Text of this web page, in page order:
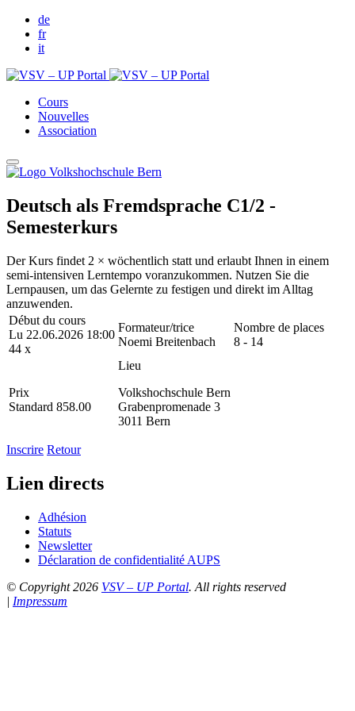
de
fr
it
Cours
Nouvelles
Association
Deutsch als Fremdsprache C1/2 -
Semesterkurs
Der Kurs findet 2 × wöchentlich statt und erlaubt Ihnen in einem
semi-intensiven Lerntempo voranzukommen. Nutzen Sie die
Lernpausen, um das Gelernte zu festigen und direkt im Alltag
anzuwenden.
Début du cours
Lu 22.06.2026 18:00
44 x
Formateur/trice
Noemi Breitenbach
Nombre de places
8 - 14
Prix
Standard 858.00
Lieu
Volkshochschule Bern
Grabenpromenade 3
3011 Bern
Inscrire Retour
Lien directs
Adhésion
Statuts
Newsletter
Déclaration de confidentialité AUPS
© Copyright 2026 VSV – UP Portal. All rights reserved
| Impressum